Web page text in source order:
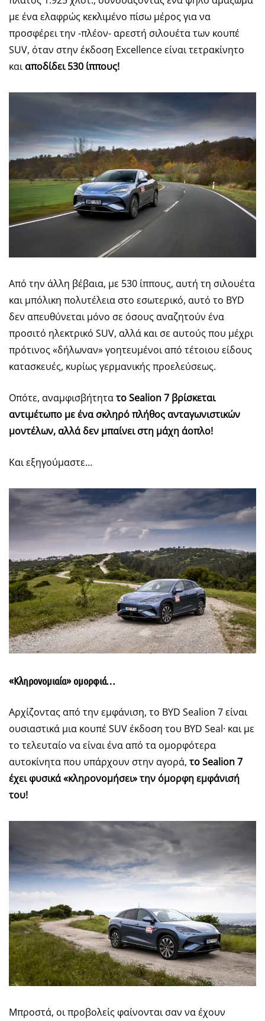
με ένα ελαφρώς κεκλιμένο πίσω μέρος για να
προσφέρει την -πλέον- αρεστή σιλουέτα των κουπέ
SUV, όταν στην έκδοση Excellence είναι τετρακίνητο
καιαποδίδει 530 ίππους!
Από την άλλη βέβαια, με 530 ίππους, αυτή τη σιλουέτα
και μπόλικη πολυτέλεια στο εσωτερικό, αυτό το BYD
δεν απευθύνεται μόνο σε όσους αναζητούν ένα
προσιτό ηλεκτρικό SUV, αλλά και σε αυτούς που μέχρι
πρότινος «δήλωναν» γοητευμένοι από τέτοιου είδους
κατασκευές, κυρίως γερμανικής προελεύσεως.
Οπότε, αναμφισβήτητατοSealion7 βρίσκεται
αντιμέτωπο με ένα σκληρό πλήθος ανταγωνιστικών
μοντέλων, αλλά δεν μπαίνει στη μάχη άοπλο!
Και εξηγούμαστε…
«Κληρονομιαία» ομορφιά…
Αρχίζοντας από την εμφάνιση, το BYD Sealion 7 είναι
ουσιαστικά μια κουπέ SUV έκδοση του BYD Seal· και με
το τελευταίο να είναι ένα από τα ομορφότερα
αυτοκίνητα που υπάρχουν στην αγορά, το Sealion 7
έχει φυσικά «κληρονομήσει» την όμορφη εμφάνισή
του!
Μπροστά, οι προβολείς φαίνονται σαν να έχουν